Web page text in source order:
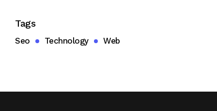
Tags
Seo Technology Web